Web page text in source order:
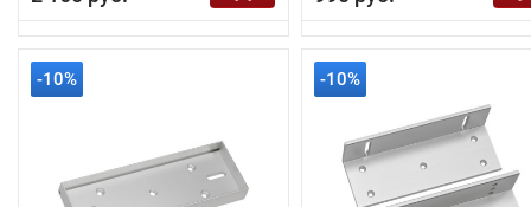
-10% -10%